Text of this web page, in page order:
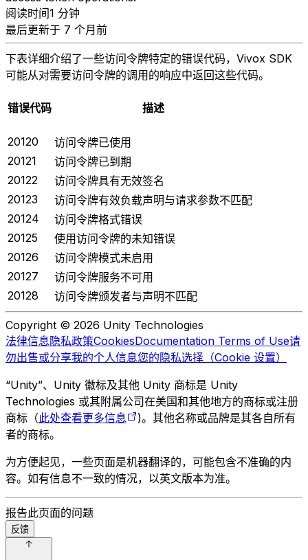
阅读时间1 分钟
最后更新于 7 个月前
下表详细介绍了一些访问令牌特定的错误代码，Vivox SDK
可能从对需要访问令牌的调用的响应中返回这些代码。
错误代码 描述
20120
访问令牌已使用
20121
访问令牌已到期
20122
访问令牌具有无效签名
20123
访问令牌有效负载声明与请求参数不匹配
20124
访问令牌格式错误
20125
使用访问令牌的未知错误
20126
访问令牌模式未启用
20127
访问令牌服务不可用
20128
访问令牌颁发者与声明不匹配
Copyright © 2026 Unity Technologies
法律信息隐私政策CookiesDocumentation Terms of Use请
勿出售或分享我的个人信息您的隐私选择（Cookie 设置）
“Unity”、Unity 徽标及其他 Unity 商标是 Unity
Technologies 或其附属公司在美国和其他地方的商标或注册
商标（此处查看更多信息
)。其他名称或品牌是其各自所有
者的商标。
为方便起见，一些页面是机器翻译的，可能包含不准确的内
容。如有信息不一致的情况，以英文版本为准。
报告此页面的问题
反馈